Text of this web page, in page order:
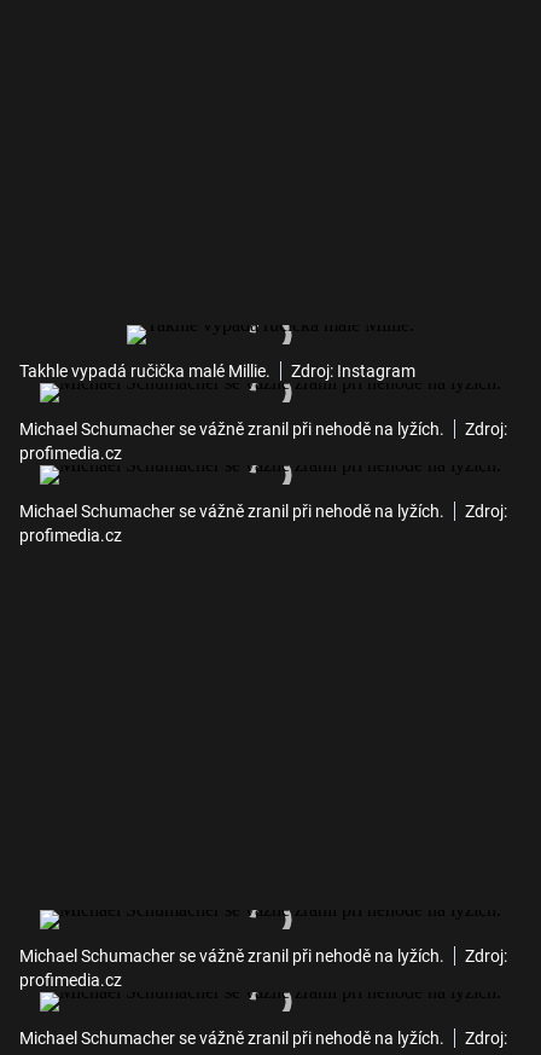
Takhle vypadá ručička malé Millie. Zdroj: Instagram
Michael Schumacher se vážně zranil při nehodě na lyžích.
Zdroj:
profimedia.cz
Michael Schumacher se vážně zranil při nehodě na lyžích.
Zdroj:
profimedia.cz
Michael Schumacher se vážně zranil při nehodě na lyžích.
Zdroj:
profimedia.cz
Michael Schumacher se vážně zranil při nehodě na lyžích.
Zdroj: